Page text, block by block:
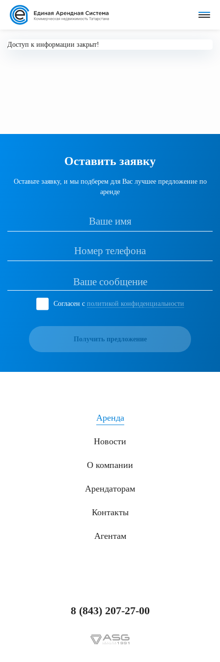
Доступ к информации закрыт!
Оставить заявку
Оставьте заявку, и мы подберем для Вас лучшее предложение по
аренде
Согласен с политикой конфиденциальности
Получить предложение
Аренда
Новости
О компании
Арендаторам
Контакты
Агентам
8 (843) 207-27-00